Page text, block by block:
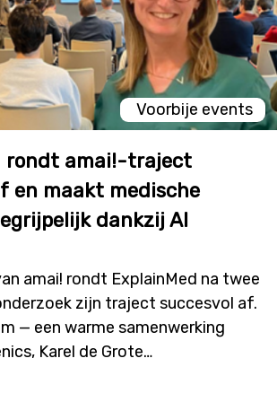
Voorbije events
rondt amai!-traject
en maakt medische
dankzij AI
amai! rondt ExplainMed na twee
zijn traject succesvol af.
— een warme samenwerking
Karel de Grote